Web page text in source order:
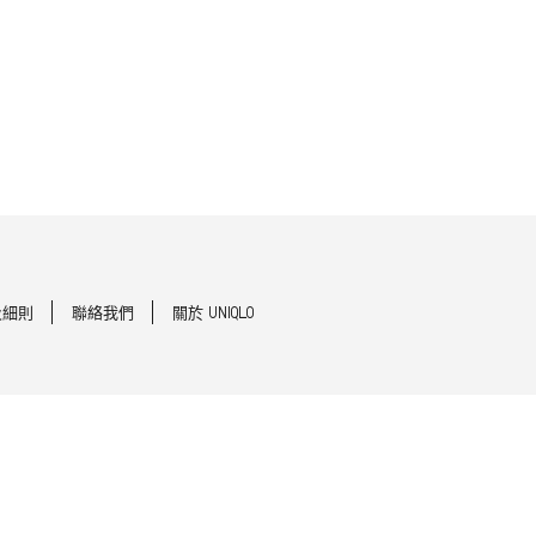
則 聯絡我們 關於 UNIQLO